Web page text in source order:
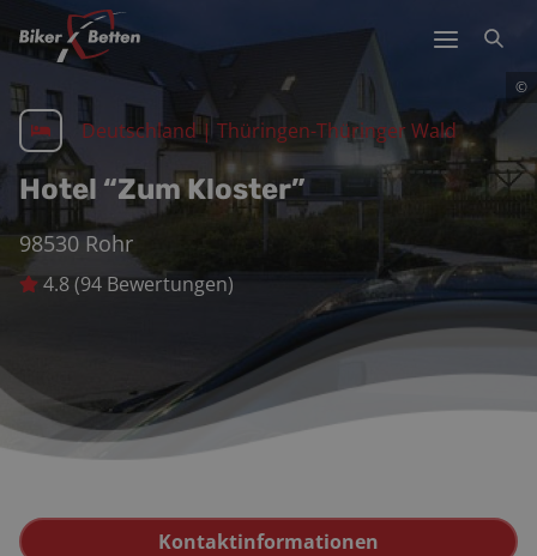
©
Deutschland| Thüringen-Thüringer Wald
Hotel “Zum Kloster”
98530 Rohr
4.8(94 Bewertungen)
Kontaktinformationen